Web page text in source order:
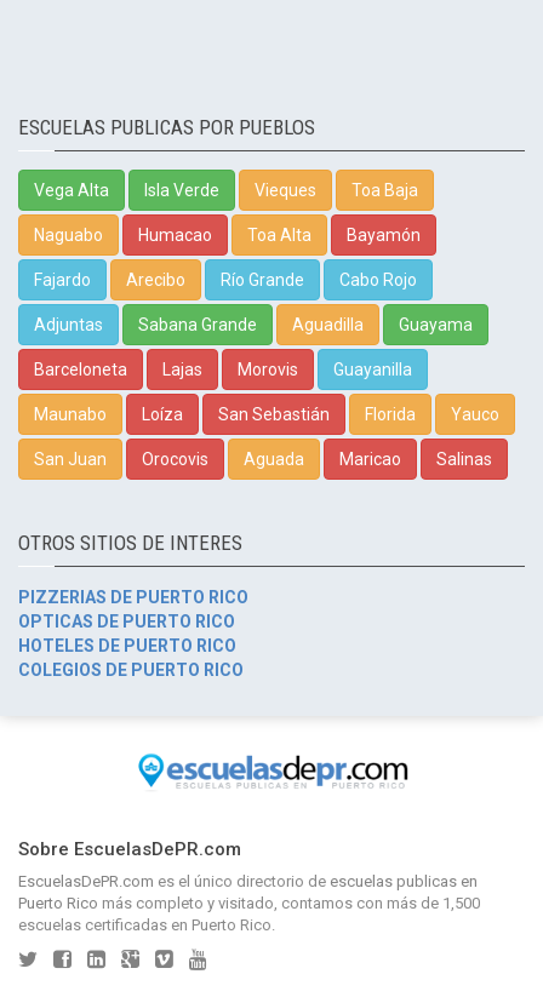
ESCUELAS PUBLICAS POR PUEBLOS
Vega Alta Isla Verde Vieques Toa Baja
Naguabo Humacao Toa Alta Bayamón
Fajardo Arecibo Río Grande Cabo Rojo
Adjuntas Sabana Grande Aguadilla Guayama
Barceloneta Lajas Morovis Guayanilla
Maunabo Loíza San Sebastián Florida Yauco
San Juan Orocovis Aguada Maricao Salinas
OTROS SITIOS DE INTERES
PIZZERIAS DE PUERTO RICO
OPTICAS DE PUERTO RICO
HOTELES DE PUERTO RICO
COLEGIOS DE PUERTO RICO
Sobre EscuelasDePR.com
EscuelasDePR.com es el único directorio de escuelas publicas en
Puerto Rico más completo y visitado, contamos con más de 1,500
escuelas certificadas en Puerto Rico.